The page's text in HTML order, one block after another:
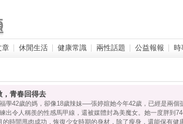
章 休閒生活 健康常識 兩性話題 公益報報 時
，青春回得去
學42歲的媽，卻像18歲辣妹──張婷媗她今年42歲，已經是兩個
出令人稱羨的性感馬甲線，還被媒體封為美魔女。她一度胖到
的時間甩肉成功，恢復少女時期的身材，除了瘦身，還能保有健